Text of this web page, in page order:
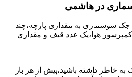
در هاشمی
جک سوسماری به مقداری پارچه،چند
هوا،یک عدد قیف و مقداری
خاطر داشته باشید،پیش از هر بار